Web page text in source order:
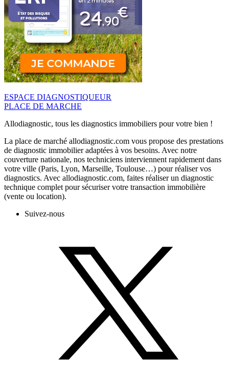
ESPACE DIAGNOSTIQUEUR
PLACE DE MARCHE
Allodiagnostic, tous les diagnostics immobiliers pour votre bien !
La place de marché allodiagnostic.com vous propose des prestations
de diagnostic immobilier adaptées à vos besoins. Avec notre
couverture nationale, nos techniciens interviennent rapidement dans
votre ville (Paris, Lyon, Marseille, Toulouse…) pour réaliser vos
diagnostics. Avec allodiagnostic.com, faites réaliser un diagnostic
technique complet pour sécuriser votre transaction immobilière
(vente ou location).
Suivez-nous